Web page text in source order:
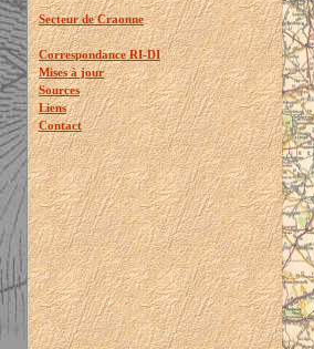
Secteur de Craonne
Correspondance RI-DI
Mises à jour
Sources
Liens
Contact